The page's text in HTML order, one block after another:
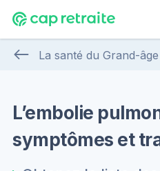
La santé du Grand-âge
L’embolie
symptômes et